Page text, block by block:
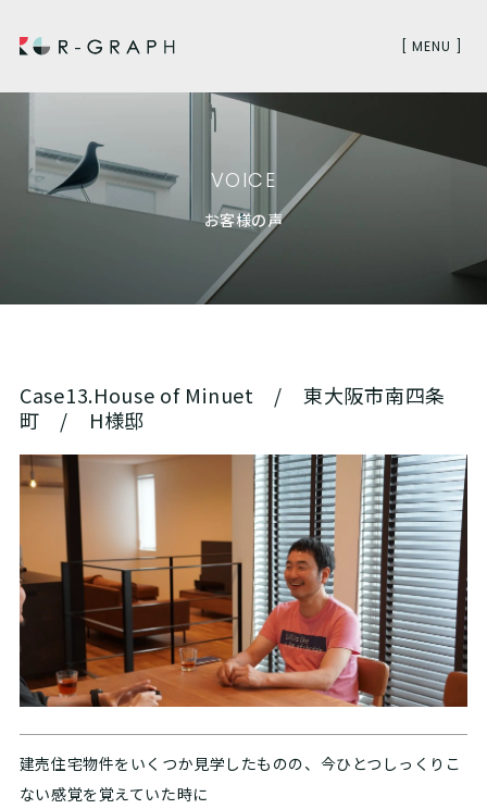
[ MENU ]
VOICE
お客様の声
Case13.House of Minuet / 東大阪市南四条
町 / H様邸
建売住宅物件をいくつか見学したものの、今ひとつしっくりこ
ない感覚を覚えていた時に